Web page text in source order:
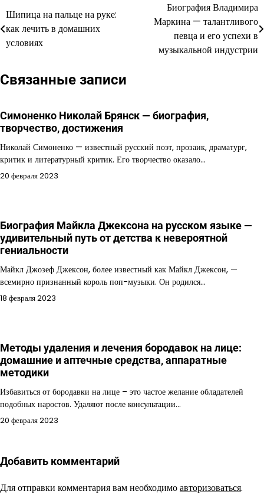
Навигация
по
записям
Шипица на пальце на руке:
как лечить в домашних
условиях
Биография Владимира
Маркина — талантливого
певца и его успехи в
музыкальной индустрии
Связанные записи
Симоненко Николай Брянск — биография,
творчество, достижения
Николай Симоненко — известный русский поэт, прозаик, драматург,
критик и литературный критик. Его творчество оказало…
20 февраля 2023
Биография Майкла Джексона на русском языке —
удивительный путь от детства к невероятной
гениальности
Майкл Джозеф Джексон, более известный как Майкл Джексон, —
всемирно признанный король поп-музыки. Он родился…
18 февраля 2023
Методы удаления и лечения бородавок на лице:
домашние и аптечные средства, аппаратные
методики
Избавиться от бородавки на лице – это частое желание обладателей
подобных наростов. Удаляют после консультации…
20 февраля 2023
Добавить комментарий
Для отправки комментария вам необходимоавторизоваться.